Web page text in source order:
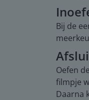
Bij de
Oefen
filmpje
Daarna